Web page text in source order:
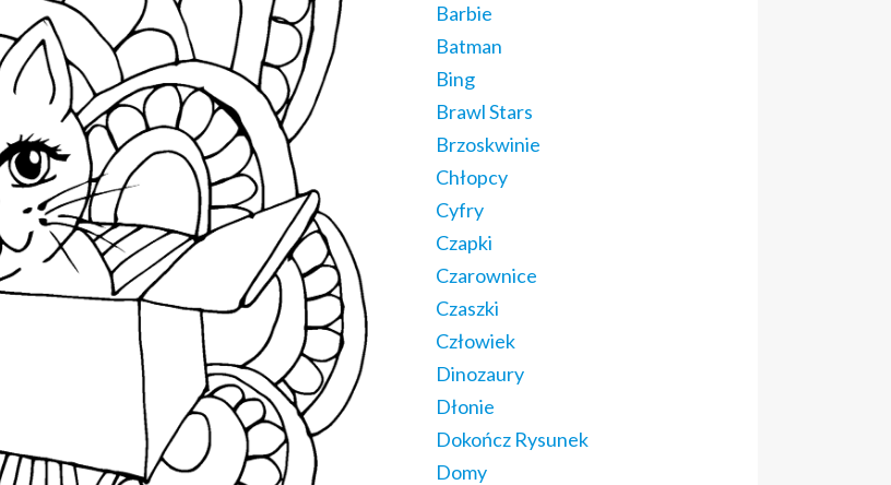
Barbie
Batman
Bing
Brawl Stars
Brzoskwinie
Chłopcy
Cyfry
Czapki
Czarownice
Czaszki
Człowiek
Dinozaury
Dłonie
Dokończ Rysunek
Domy